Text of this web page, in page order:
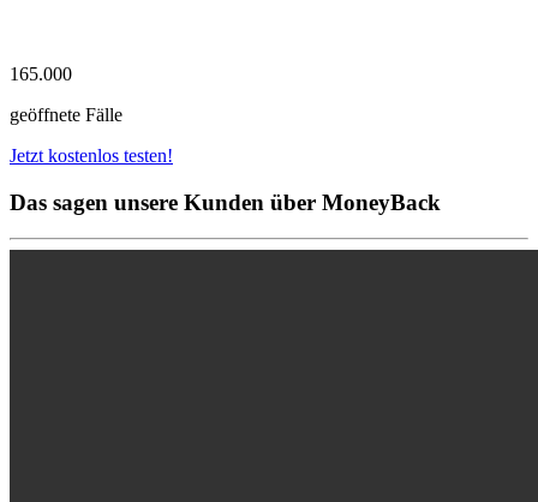
165.000
geöffnete Fälle
Jetzt kostenlos testen!
Das sagen unsere Kunden über MoneyBack